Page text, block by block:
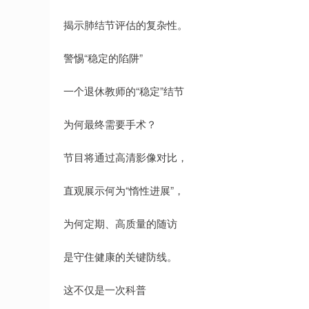
揭示肺结节评估的复杂性。
警惕“稳定的陷阱”
一个退休教师的“稳定”结节
为何最终需要手术？
节目将通过高清影像对比，
直观展示何为“惰性进展”，
为何定期、高质量的随访
是守住健康的关键防线。
这不仅是一次科普